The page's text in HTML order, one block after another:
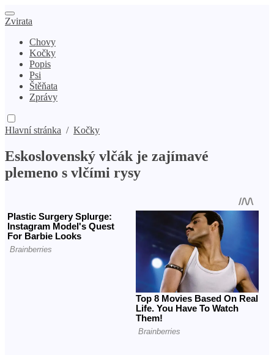
Zvirata
Chovy
Kočky
Popis
Psi
Štěňata
Zprávy
Hlavní stránka / Kočky
Eskoslovenský vlčák je zajímavé
plemeno s vlčími rysy